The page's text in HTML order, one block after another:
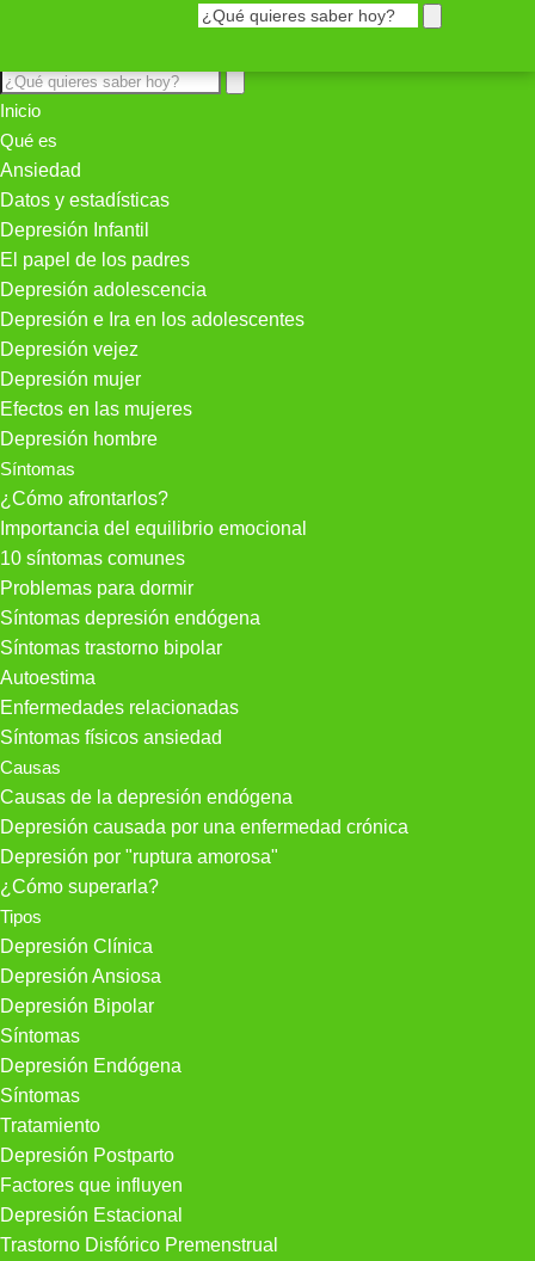
Inicio
Qué es
Ansiedad
Datos y estadísticas
Depresión Infantil
El papel de los padres
Depresión adolescencia
Depresión e Ira en los adolescentes
Depresión vejez
Depresión mujer
Efectos en las mujeres
Depresión hombre
Síntomas
¿Cómo afrontarlos?
Importancia del equilibrio emocional
10 síntomas comunes
Problemas para dormir
Síntomas depresión endógena
Síntomas trastorno bipolar
Autoestima
Enfermedades relacionadas
Síntomas físicos ansiedad
Causas
Causas de la depresión endógena
Depresión causada por una enfermedad crónica
Depresión por "ruptura amorosa"
¿Cómo superarla?
Tipos
Depresión Clínica
Depresión Ansiosa
Depresión Bipolar
Síntomas
Depresión Endógena
Síntomas
Tratamiento
Depresión Postparto
Factores que influyen
Depresión Estacional
Trastorno Disfórico Premenstrual